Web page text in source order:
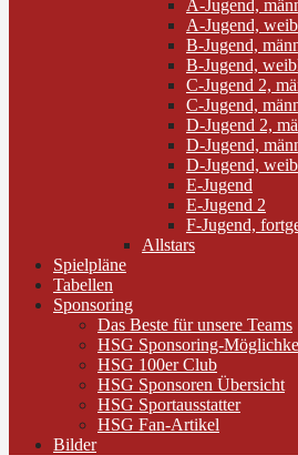
A-Jugend,
A-Jugend,
B-Jugend,
B-Jugend,
C-Jugend 2,
C-Jugend,
D-Jugend 2,
D-Jugend,
D-Jugend,
E-Jugend
E-Jugend 2
F-Jugend,
Allstars
Spielpläne
Tabellen
Sponsoring
Das Beste für unsere Teams
HSG Sponsoring-
HSG 100er Club
HSG Sponsoren Übersicht
HSG Sportausstatter
HSG Fan-Artikel
Bilder